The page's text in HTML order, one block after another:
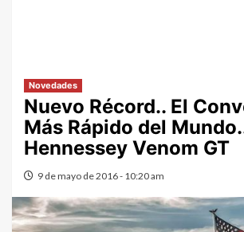
Novedades
Nuevo Récord.. El
Más Rápido del
Hennessey Venom GT
9 de mayo de 2016 - 10:20 am